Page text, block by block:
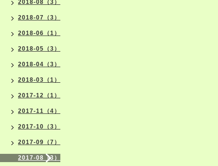
2018-08（3）
2018-07（3）
2018-06（1）
2018-05（3）
2018-04（3）
2018-03（1）
2017-12（1）
2017-11（4）
2017-10（3）
2017-09（7）
2017-08（3）